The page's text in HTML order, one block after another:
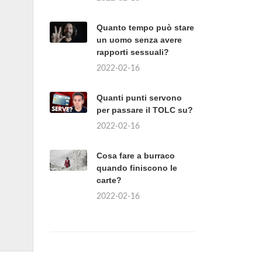
Quanto tempo può stare
un uomo senza avere
rapporti sessuali?
2022-02-16
Quanti punti servono
per passare il TOLC su?
2022-02-16
Cosa fare a burraco
quando finiscono le
carte?
2022-02-16